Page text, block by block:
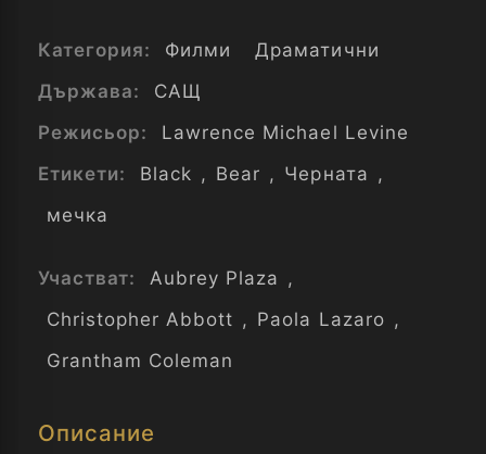
Категория: Филми
Драматични
Държава:
САЩ
Режисьор:
Lawrence Michael Levine
Етикети:
Black , Bear , Черната ,
мечка
Участват: Aubrey Plaza ,
Christopher Abbott , Paola Lazaro ,
Grantham Coleman
Описание